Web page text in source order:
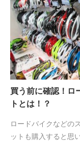
買う前に確認！ロ
トとは！？
ロードバイクなどの
ットも購入すると思